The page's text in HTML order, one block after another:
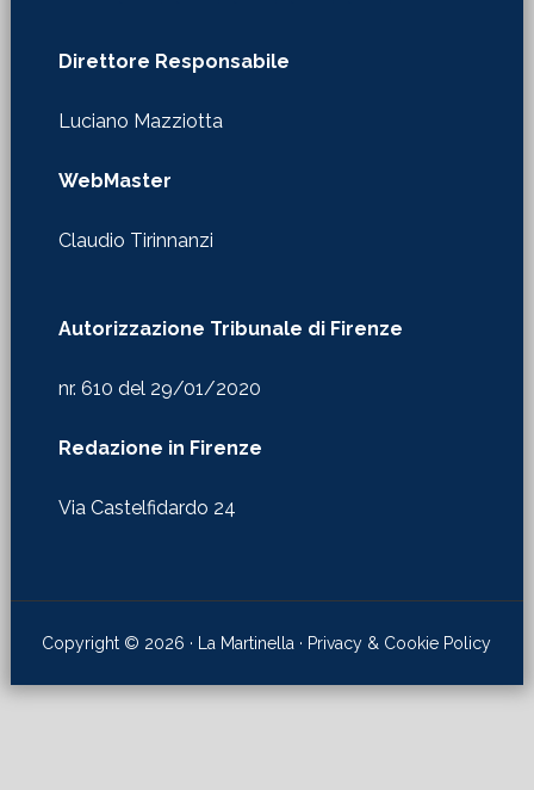
WebMaster
Claudio Tirinnanzi
Redazione in Firenze
Via Castelfidardo 24